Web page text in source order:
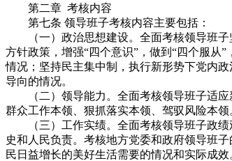
第二章 考核内容
第七条 领导班子考核内容主要包括：
（一）政治思想建设。全面考核领导班子
方针政策，增强“四个意识”，做到“四个服从
情况；坚持民主集中制，执行新形势下党内
导向的情况。
（二）领导能力。全面考核领导班子适应
群众工作本领、狠抓落实本领、驾驭风险本领
（三）工作实绩。全面考核领导班子政绩
史和人民负责。考核地方党委和政府领导班
民日益增长的美好生活需要的情况和实际成